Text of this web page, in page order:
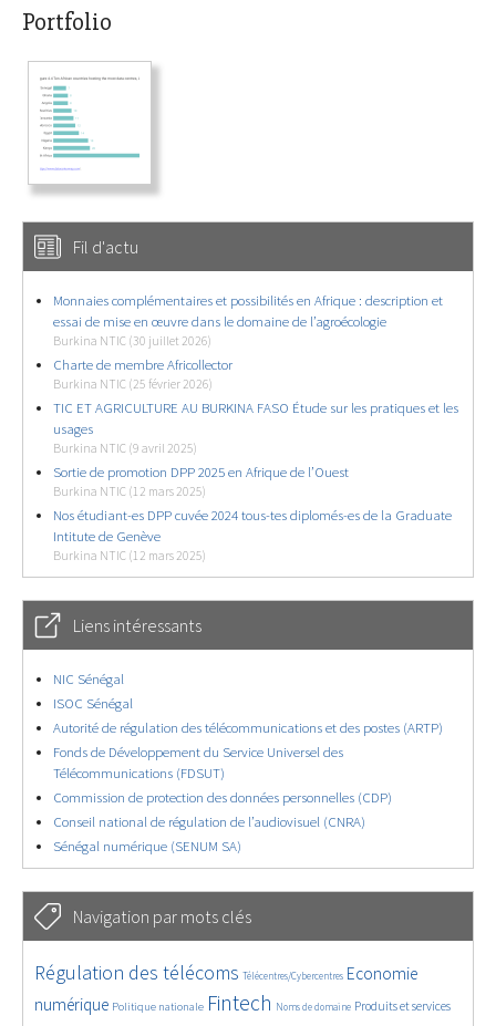
Portfolio
Fil d'actu
Monnaies complémentaires et possibilités en Afrique : description et
essai de mise en œuvre dans le domaine de l’agroécologie
Burkina NTIC (30 juillet 2026)
Charte de membre Africollector
Burkina NTIC (25 février 2026)
TIC ET AGRICULTURE AU BURKINA FASO Étude sur les pratiques et les
usages
Burkina NTIC (9 avril 2025)
Sortie de promotion DPP 2025 en Afrique de l’Ouest
Burkina NTIC (12 mars 2025)
Nos étudiant-es DPP cuvée 2024 tous-tes diplomés-es de la Graduate
Intitute de Genève
Burkina NTIC (12 mars 2025)
Liens intéressants
NIC Sénégal
ISOC Sénégal
Autorité de régulation des télécommunications et des postes (ARTP)
Fonds de Développement du Service Universel des
Télécommunications (FDSUT)
Commission de protection des données personnelles (CDP)
Conseil national de régulation de l’audiovisuel (CNRA)
Sénégal numérique (SENUM SA)
Navigation par mots clés
4659/5800
Régulation des télécoms
369/5800 Télécentres/Cybercentres
3798/5800
Economie
numérique
1882/5800 Politique nationale
5226/5800 Fintech
688/5800 Noms de domaine
2486/5800 Produits et services
1616/5800